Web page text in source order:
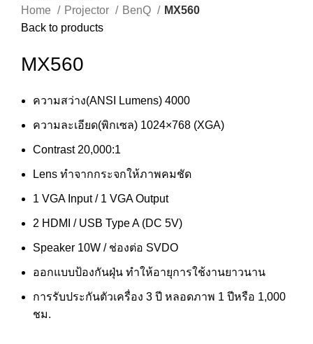
Home
Projector BenQ
MX560
Back to products
MX560
ความสว่าง(ANSI Lumens) 4000
ความละเอียด(พิกเซล) 1024×768 (XGA)
Contrast 20,000:1
Lens ทำจากกระจกให้ภาพคมชัด
1 VGA Input / 1 VGA Output
2 HDMI / USB Type A (DC 5V)
Speaker 10W / ช่องต่อ SVDO
ออกแบบป้องกันฝุ่น ทำให้อายุการใช้งานยาวนาน
การรับประกันตัวเครื่อง 3 ปี หลอดภาพ 1 ปีหรือ 1,000
ชม.